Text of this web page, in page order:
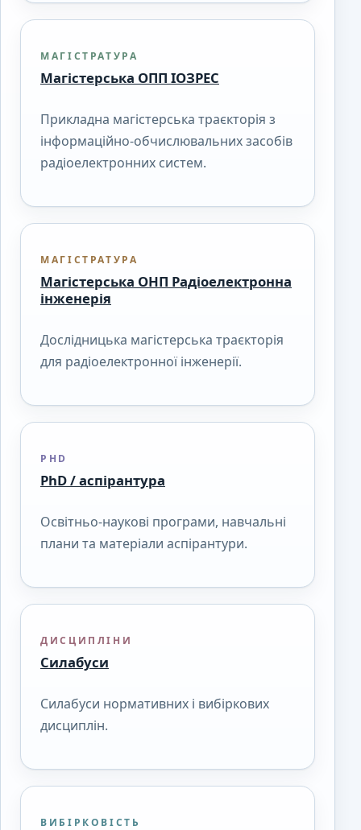
МАГІСТРАТУРА
Магістерська ОПП ІОЗРЕС
Прикладна магістерська траєкторія з
інформаційно-обчислювальних засобів
радіоелектронних систем.
МАГІСТРАТУРА
Магістерська ОНП Радіоелектронна
інженерія
Дослідницька магістерська траєкторія
для радіоелектронної інженерії.
PHD
PhD / аспірантура
Освітньо-наукові програми, навчальні
плани та матеріали аспірантури.
ДИСЦИПЛІНИ
Силабуси
Силабуси нормативних і вибіркових
дисциплін.
ВИБІРКОВІСТЬ